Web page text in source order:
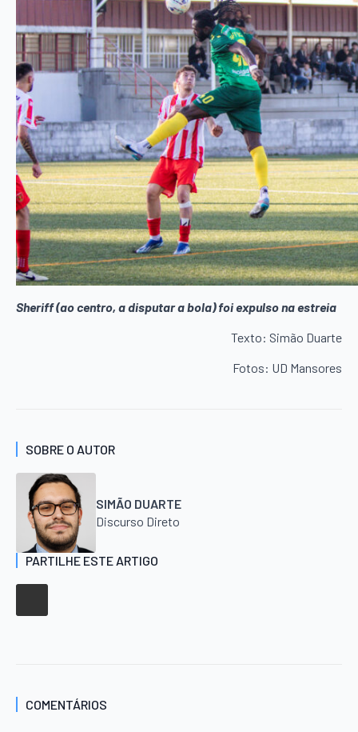
Sheriff (ao centro, a disputar a bola) foi expulso na estreia
Texto: Simão Duarte
Fotos: UD Mansores
SOBRE O AUTOR
SIMÃO DUARTE
Discurso Direto
PARTILHE ESTE ARTIGO
COMENTÁRIOS